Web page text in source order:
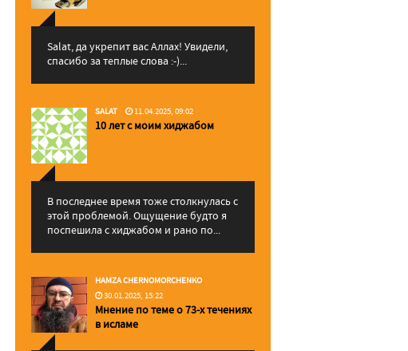
Salat, да укрепит вас Аллаx! Увидели,
спасибо за теплые слова :-)...
SALAT 11.04.2025, 09:02
10 лет с моим хиджабом
В последнее время тоже столкнулась с
этой проблемой. Ощущение будто я
поспешила с хиджабом и рано по...
HAMZA CHERNOMORCHENKO
30.01.2025, 15:22
Мнение по теме о 73-х течениях
в исламе